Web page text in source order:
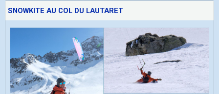
SNOWKITE AU COL DU LAUTARET